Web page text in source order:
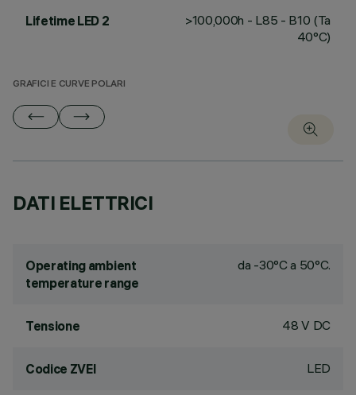
Lifetime LED 2
>100,000h - L85 - B10 (Ta
40°C)
GRAFICI E CURVE POLARI
DATI ELETTRICI
Operating ambient
temperature range
da -30°C a 50°C.
Tensione 48 V DC
Codice ZVEI LED